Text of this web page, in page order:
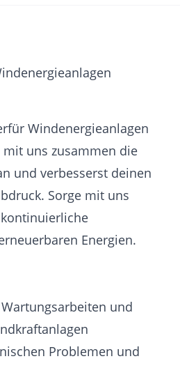
Windenergieanlagen
uns zusammen die
und verbesserst deinen
Sorge mit uns
Energien.
und
Problemen und